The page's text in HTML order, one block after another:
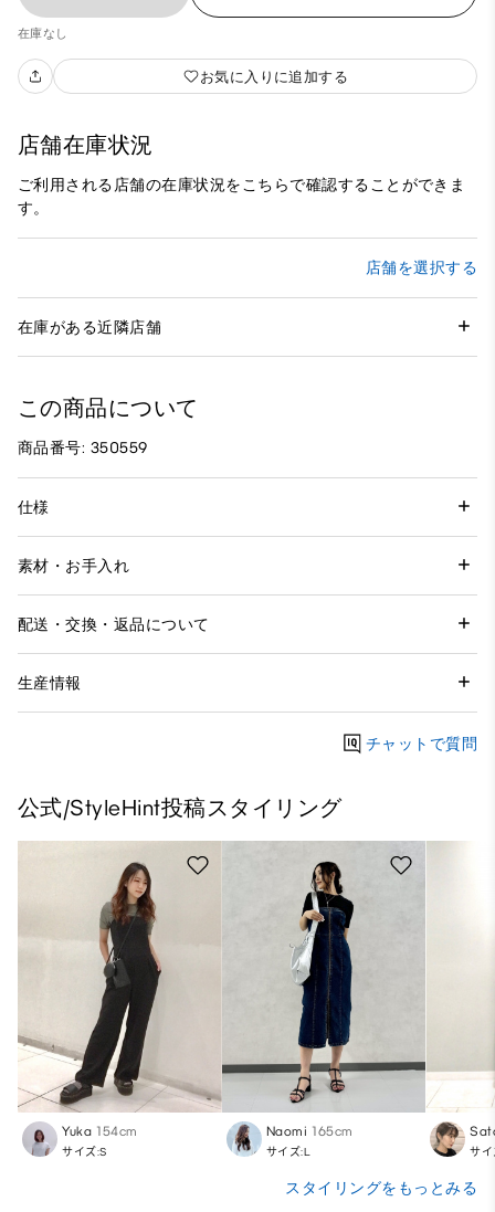
在庫なし
お気に入りに追加する
店舗在庫状況
ご利用される店舗の在庫状況をこちらで確認することができま
す。
店舗を選択する
在庫がある近隣店舗
この商品について
商品番号: 350559
仕様
素材・お手入れ
配送・交換・返品について
生産情報
チャットで質問
公式/StyleHint投稿スタイリング
Yuka 154cm
サイズ:S
Naomi 165cm
サイズ:L サ
スタイリングをもっとみる